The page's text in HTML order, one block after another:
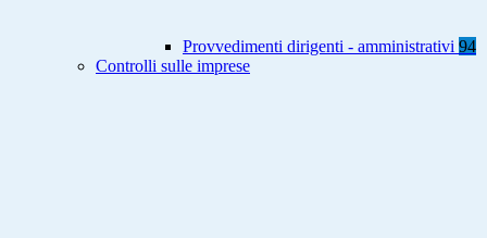
Provvedimenti dirigenti - amministrativi 94
Controlli sulle imprese